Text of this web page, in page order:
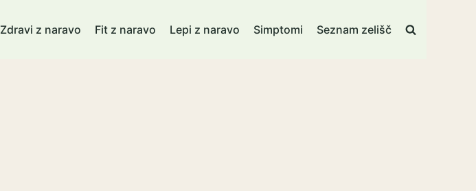
Zdravi z naravo Fit z naravo Lepi z naravo Simptomi Seznam zelišč